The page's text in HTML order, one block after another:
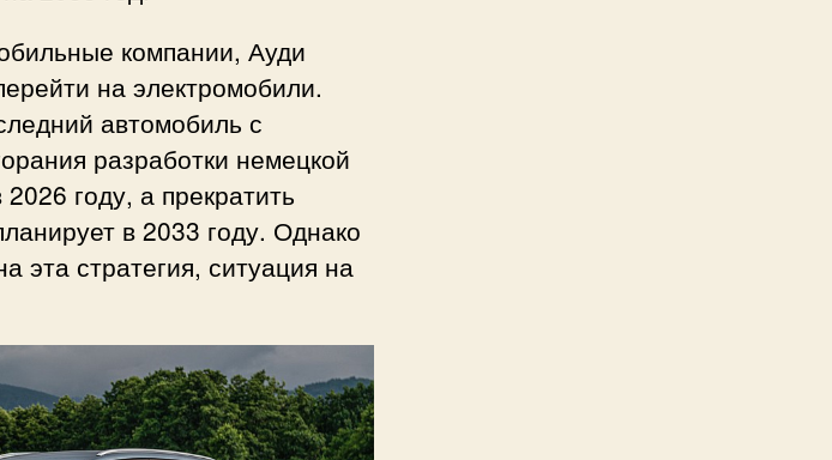
компании, Ауди
на электромобили.
автомобиль с
разработки немецкой
году, а прекратить
в 2033 году. Однако
эта стратегия, ситуация на